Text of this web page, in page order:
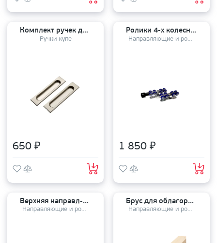
Комплект ручек для раздвижных дверей (2 шт) MHS/Sliding 150 SN
Ручки купе
650 ₽
Ролики 4-х колесные R3017 прорезиненный пластик
Направляющие и ролики
1 850 ₽
Верхняя направл-ая для раздвижных дверей 3 метра
Направляющие и ролики
Брус для облагораживания проема
Направляющие и ролики